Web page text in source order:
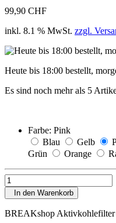
99,90 CHF
inkl. 8.1 % MwSt. zzgl.
Heute bis 18:00 bestellt,
Es sind noch mehr als 5
Farbe: Pink
Blau
Gelb
Grün
Orange
In den Warenkorb
BREAKshop Aktivkohlefilter